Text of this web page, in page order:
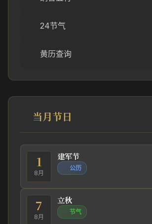
24节气
黄历查询
当月节日
1
8月
建军节
公历
7
8月
立秋
节气